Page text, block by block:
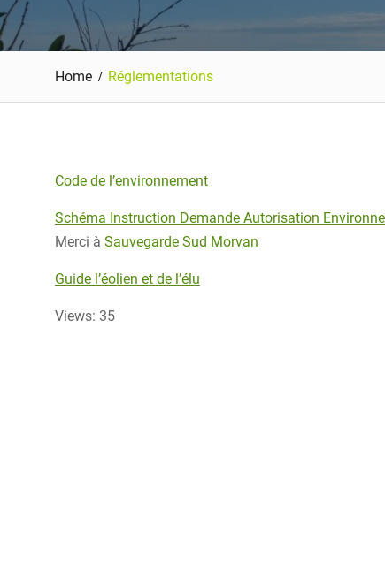
Home Réglementations
Code de l’environnement
Schéma Instruction Demande Autorisation
Merci à Sauvegarde Sud Morvan
Guide l’éolien et de l’élu
Views: 35